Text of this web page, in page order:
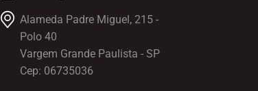
Alameda Padre Miguel, 215 -
Polo 40
Vargem Grande Paulista - SP
Cep: 06735036